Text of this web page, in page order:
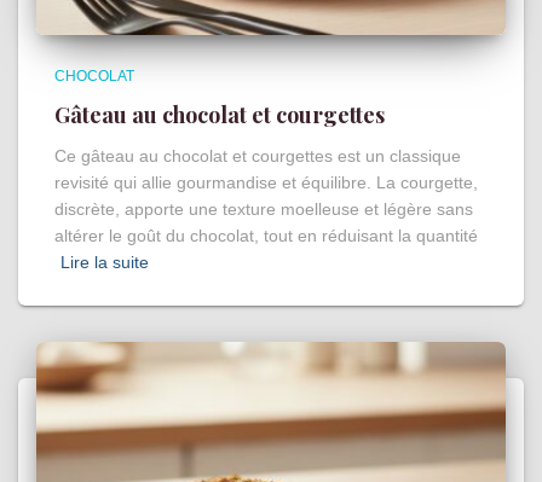
CHOCOLAT
Gâteau au chocolat et courgettes
Ce gâteau au chocolat et courgettes est un classique
revisité qui allie gourmandise et équilibre. La courgette,
discrète, apporte une texture moelleuse et légère sans
altérer le goût du chocolat, tout en réduisant la quantité
Lire la suite